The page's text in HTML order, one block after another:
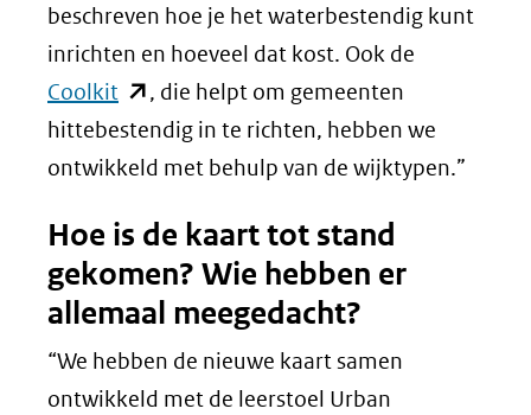
(verwijst
naar
een
andere
website)
beschreven hoe je het waterbestendig kunt
inrichten en hoeveel dat kost. Ook de
Coolkit (opent
in
nieuw
(verwijst
naar
een
andere
website)
, die helpt om gemeenten
hittebestendig in te richten, hebben we
ontwikkeld met behulp van de wijktypen.”
Hoe is de kaart tot stand
gekomen? Wie hebben er
allemaal meegedacht?
“We hebben de nieuwe kaart samen
ontwikkeld met de leerstoel Urban